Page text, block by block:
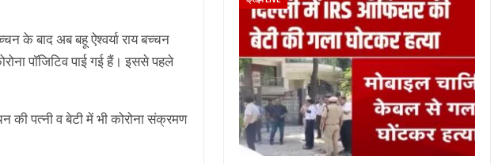
के बाद अब बहू ऐश्वर्या राय बच्चन
पाॅजिटिव पाई गई हैं। इससे पहले
की पत्नी व बेटी में भी कोरोना संक्रमण